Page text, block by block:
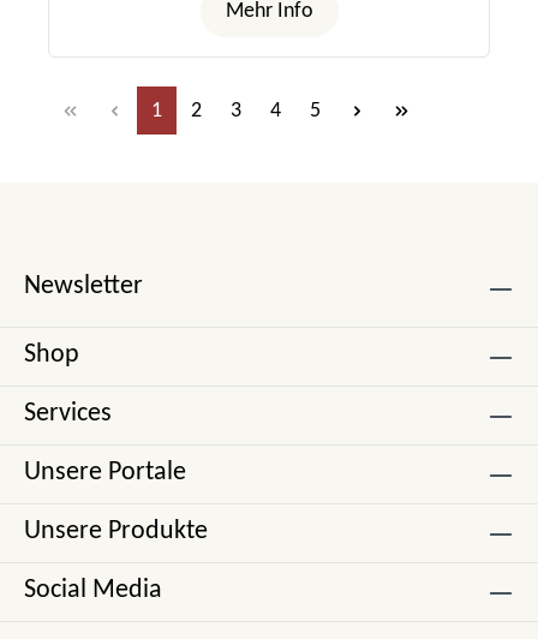
Mehr Info
Seite
1 Seite
2 Seite
3 Seite
4 Seite
5
Newsletter
Shop
Services
Unsere Portale
Unsere Produkte
Social Media